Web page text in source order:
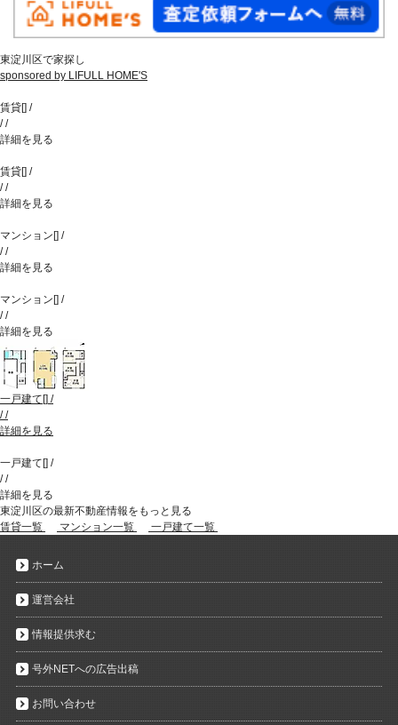
東淀川区で家探し
sponsored by LIFULL HOME'S
賃貸[] /
//
詳細を見る
賃貸[] /
//
詳細を見る
マンション [] /
//
詳細を見る
マンション [] /
//
詳細を見る
一戸建て [] /
//
詳細を見る
一戸建て [] /
//
詳細を見る
東淀川区の最新不動産情報をもっと見る
賃貸一覧
マンション一覧 一戸建て一覧
ホーム
運営会社
情報提供求む
号外NETへの広告出稿
お問い合わせ